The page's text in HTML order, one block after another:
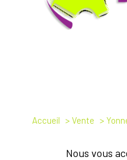
Accueil Vente
Nous vous